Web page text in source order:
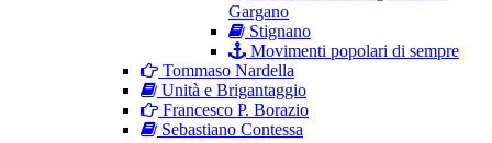
Gargano
Stignano
Movimenti popolari di sempre
Tommaso Nardella
Unità e Brigantaggio
Francesco P. Borazio
Sebastiano Contessa